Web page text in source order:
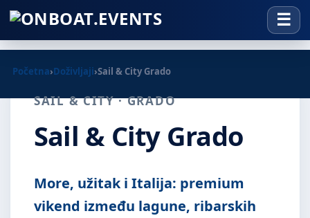
Početna›Doživljaji›Sail & City Grado
SAIL & CITY · GRADO
Sail & City Grado
More, užitak i Italija: premium
vikend između lagune, ribarskih